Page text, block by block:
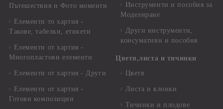
Пътешествия и Фото моменти
Елементи то хартия -
Такове, табелки, етикети
Елементи от хартия -
Многопластови елементи
Елементи от хартия - Други
Елементи от хартия -
Готови композиции
Инструменти и пособия за
Моделиране
Други инструменти,
консумативи и пособия
Цветя,листа и тичинки
Цветя
Листа и клонки
Тичинки и плодове